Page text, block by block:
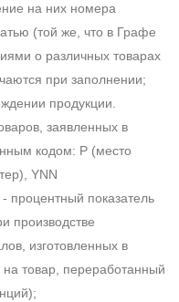
на них номера
(той же, что в Графе
о различных товарах
при заполнении;
продукции.
заявленных в
кодом: Р (место
YNN
процентный показатель
производстве
изготовленных в
на товар, переработанный